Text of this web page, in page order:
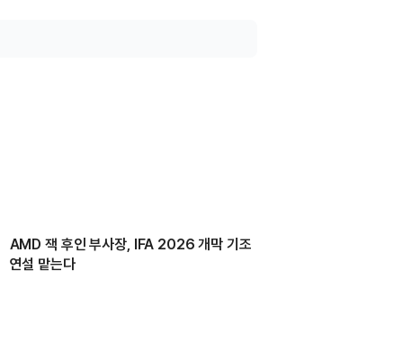
AMD 잭 후인 부사장, IFA 2026 개막 기조
연설 맡는다